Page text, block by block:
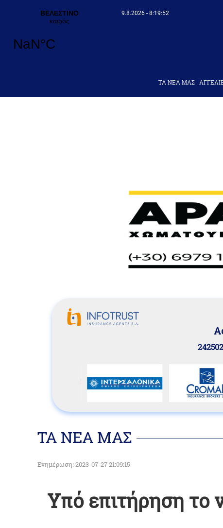
9.8.2026 - 8:19:53
ΤΑ ΝΕΑ ΜΑΣ
ΤΑ ΝΕΑ ΜΑΣ
Ενημέρωση: 2023-07-27 21:09:15
Υπό επιτήρηση το